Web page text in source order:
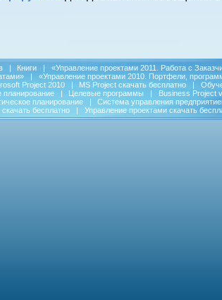
| Книги |
«Управление проектами 2011. Работа с
|
«Управление проектами 2010. Портфели,
Project 2010 | MS Project скачать бесплатно |
планирование | Целевые программы |
Business Project
планирование | Система управления
скачать бесплатно
| Управление проектами скачать